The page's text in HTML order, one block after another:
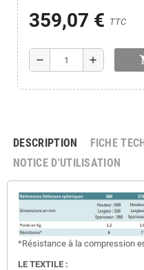
359,07 € TTC
remove add
DESCRIPTION
FICHE
NOTICE D'UTILISATION
*Résistance à la compression
LE TEXTILE :